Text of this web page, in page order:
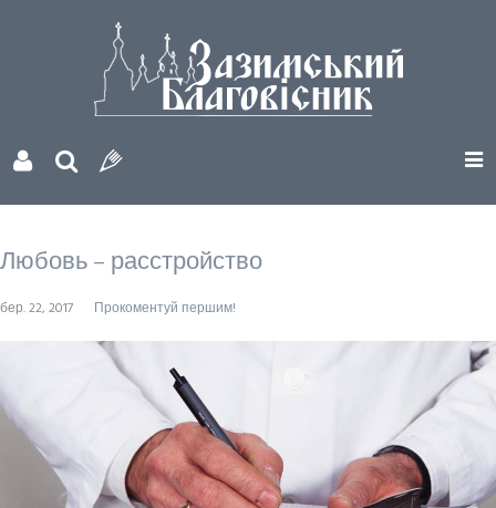
Любовь – расстройство
бер. 22, 2017 Прокоментуй першим!